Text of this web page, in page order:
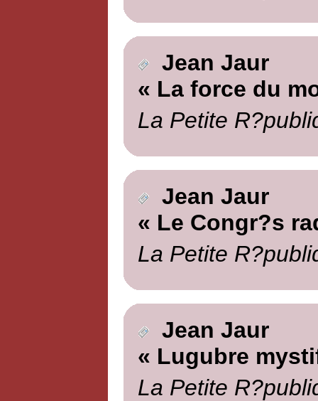
Jean Jaur
« La force du
La Petite
Jean Jaur
« Le Congr?s
La Petite
Jean Jaur
« Lugubre
La Petite